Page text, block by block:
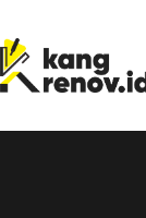
content